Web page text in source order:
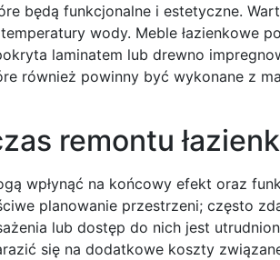
będą funkcjonalne i estetyczne.
wody. Meble łazienkowe
laminatem lub drewno
również powinny być wykonane z
remontu
wpłynąć na końcowy efekt oraz
planowanie przestrzeni; często
lub dostęp do nich jest
się na dodatkowe koszty